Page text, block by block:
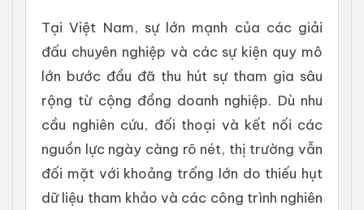
Tại Việt Nam, sự lớn mạnh của các giải
đấu chuyên nghiệp và các sự kiện quy mô
lớn bước đầu đã thu hút sự tham gia sâu
rộng từ cộng đồng doanh nghiệp. Dù nhu
cầu nghiên cứu, đối thoại và kết nối các
nguồn lực ngày càng rõ nét, thị trường vẫn
đối mặt với khoảng trống lớn do thiếu hụt
dữ liệu tham khảo và các công trình nghiên